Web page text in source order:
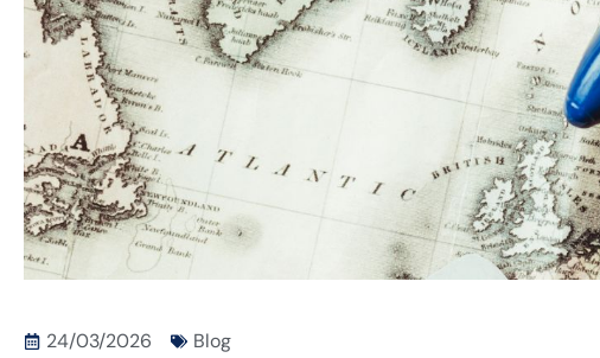
24/03/2026 Blog